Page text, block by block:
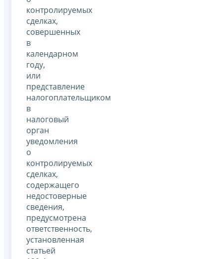
контролируемых
сделках,
совершенных
в
календарном
году,
или
представление
налогоплательщиком
в
налоговый
орган
уведомления
о
контролируемых
сделках,
содержащего
недостоверные
сведения,
предусмотрена
ответственность,
установленная
статьей